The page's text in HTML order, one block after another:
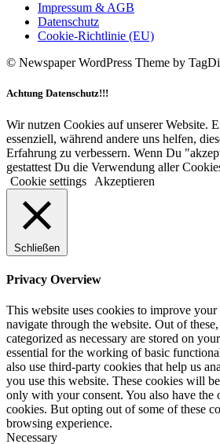
Impressum & AGB
Datenschutz
Cookie-Richtlinie (EU)
© Newspaper WordPress Theme by
Achtung Datenschutz!!!
Wir nutzen Cookies auf unserer Website.
essenziell, während andere uns helfen,
Erfahrung zu verbessern. Wenn Du
gestattest Du die Verwendung aller
Cookie settings
Akzeptieren
Schließen
Privacy Overview
This website uses cookies to improve
navigate through the website. Out of
categorized as necessary are stored on
essential for the working of basic
also use third-party cookies that help us
you use this website. These cookies will
only with your consent. You also have the
cookies. But opting out of some of these
browsing experience.
Necessary